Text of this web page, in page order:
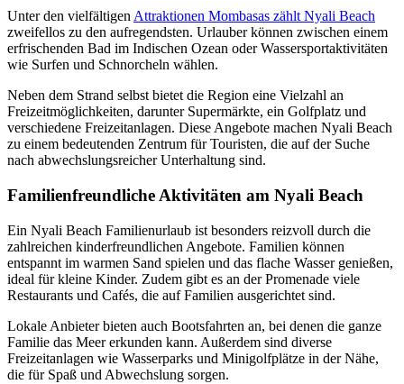
Unter den vielfältigenAttraktionen Mombasas zählt Nyali Beach
zweifellos zu den aufregendsten. Urlauber können zwischen einem
erfrischenden Bad im Indischen Ozean oder Wassersportaktivitäten
wie Surfen und Schnorcheln wählen.
Neben dem Strand selbst bietet die Region eine Vielzahl an
Freizeitmöglichkeiten, darunter Supermärkte, ein Golfplatz und
verschiedene Freizeitanlagen. Diese Angebote machen Nyali Beach
zu einem bedeutenden Zentrum für Touristen, die auf der Suche
nach abwechslungsreicher Unterhaltung sind.
Familienfreundliche Aktivitäten am Nyali Beach
Ein Nyali Beach Familienurlaub ist besonders reizvoll durch die
zahlreichen kinderfreundlichen Angebote. Familien können
entspannt im warmen Sand spielen und das flache Wasser genießen,
ideal für kleine Kinder. Zudem gibt es an der Promenade viele
Restaurants und Cafés, die auf Familien ausgerichtet sind.
Lokale Anbieter bieten auch Bootsfahrten an, bei denen die ganze
Familie das Meer erkunden kann. Außerdem sind diverse
Freizeitanlagen wie Wasserparks und Minigolfplätze in der Nähe,
die für Spaß und Abwechslung sorgen.